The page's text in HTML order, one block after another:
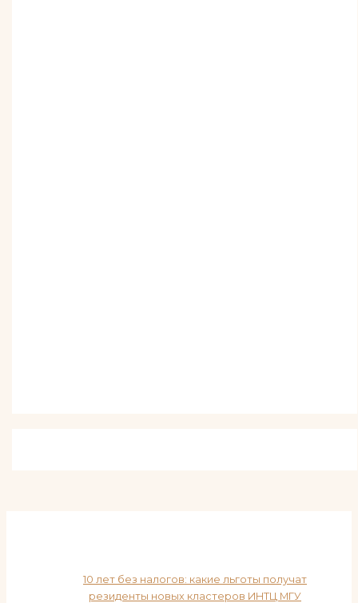
10 лет без налогов: какие льготы получат
резиденты новых кластеров ИНТЦ МГУ